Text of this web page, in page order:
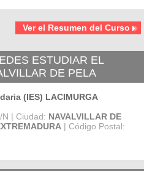
Ver el Resumen del Curso
ESTUDIAR EL
DE PELA
(IES) LACIMURGA
N | Ciudad: NAVALVILLAR DE
| Código Postal: